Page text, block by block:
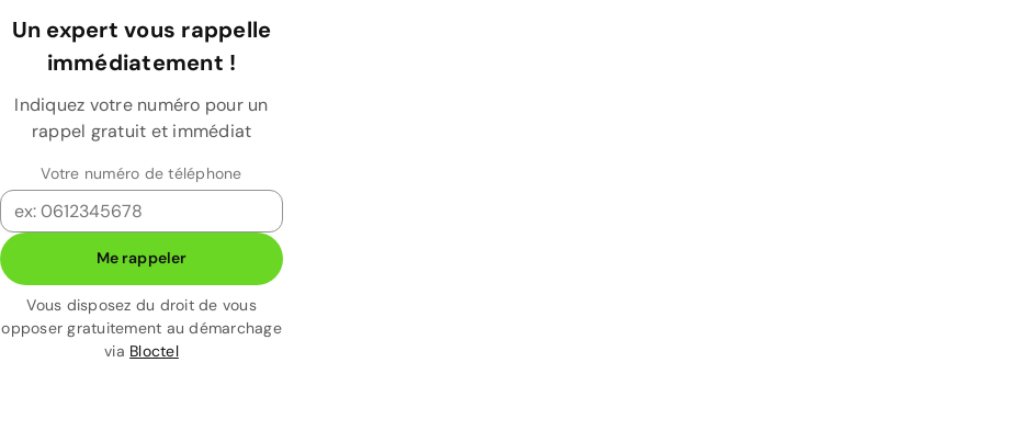
Un expert vous rappelle
immédiatement !
Indiquez votre numéro pour un
rappel gratuit et immédiat
Votre numéro de téléphone
Me rappeler
Vous disposez du droit de vous
opposer gratuitement au démarchage
via Bloctel